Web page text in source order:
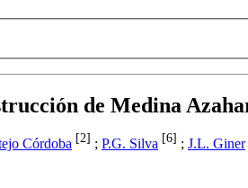
de Medina
Córdoba [2] ; P.G. Silva [6] ; J.L. Giner